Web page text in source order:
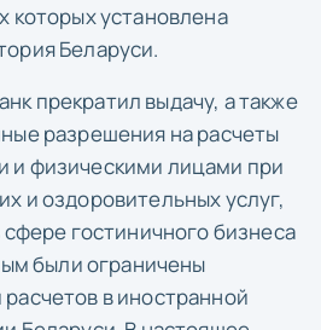
которых установлена
Беларуси.
прекратил выдачу, а также
разрешения на расчеты
и физическими лицами при
и оздоровительных услуг,
гостиничного бизнеса
были ограничены
в иностранной